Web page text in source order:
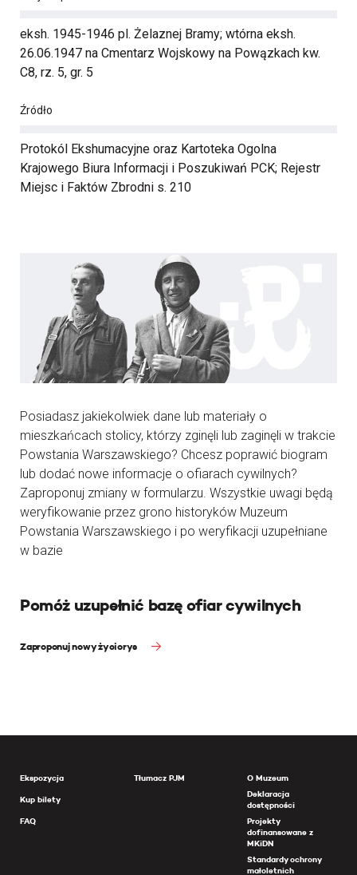
eksh. 1945-1946 pl. Żelaznej Bramy; wtórna eksh.
26.06.1947 na Cmentarz Wojskowy na Powązkach kw.
C8, rz. 5, gr. 5
Źródło
Protokól Ekshumacyjne oraz Kartoteka Ogolna
Krajowego Biura Informacji i Poszukiwań PCK; Rejestr
Miejsc i Faktów Zbrodni s. 210
Posiadasz jakiekolwiek dane lub materiały o
mieszkańcach stolicy, którzy zginęli lub zaginęli w trakcie
Powstania Warszawskiego? Chcesz poprawić biogram
lub dodać nowe informacje o ofiarach cywilnych?
Zaproponuj zmiany w formularzu. Wszystkie uwagi będą
weryfikowanie przez grono historyków Muzeum
Powstania Warszawskiego i po weryfikacji uzupełniane
w bazie
Pomóż uzupełnić bazę ofiar cywilnych
Zaproponuj nowy życiorys
Ekspozycja
Kup bilety
FAQ
Tłumacz PJM
O Muzeum
Deklaracja
dostępności
Projekty
dofinansowane z
MKiDN
Standardy ochrony
małoletnich